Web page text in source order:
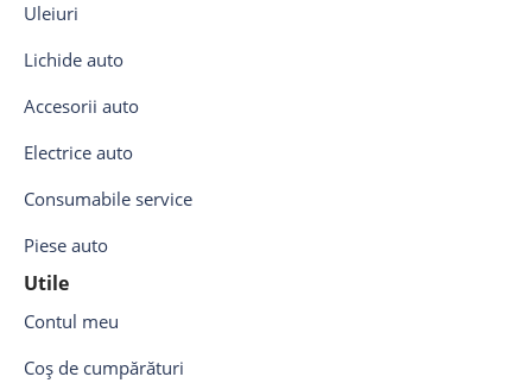
Uleiuri
Lichide auto
Accesorii auto
Electrice auto
Consumabile service
Piese auto
Utile
Contul meu
Coș de cumpărături